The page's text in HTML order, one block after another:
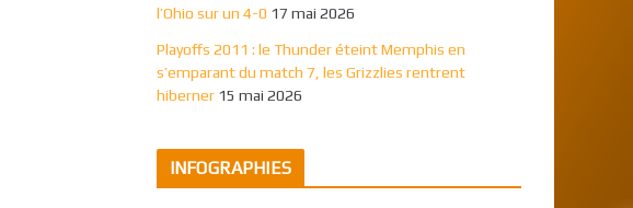
l’Ohio sur un 4-0 17 mai 2026
Playoffs 2011 : le Thunder éteint Memphis en
s’emparant du match 7, les Grizzlies rentrent
hiberner 15 mai 2026
INFOGRAPHIES